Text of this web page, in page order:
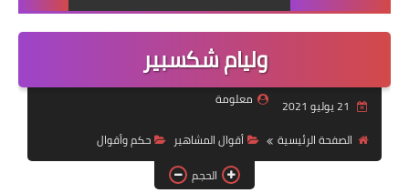
حكم وأقوال
أقوال المشاهير
أقوال وحكم عن الحياة
وليام شكسبير
معلومة
الصفحة الرئيسية
أقوال المشاهير
حكم وأقوال
الحجم